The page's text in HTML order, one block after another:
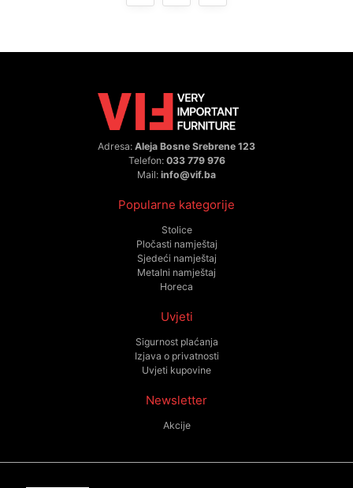
Adresa: Aleja Bosne Srebrene 123
Telefon: 033 779 976
Mail: info@vif.ba
Popularne kategorije
Stolice
Pločasti namještaj
Sjedeći namještaj
Metalni namještaj
Horeca
Uvjeti
Sigurnost plaćanja
Izjava o privatnosti
Uvjeti kupovine
Newsletter
Akcije